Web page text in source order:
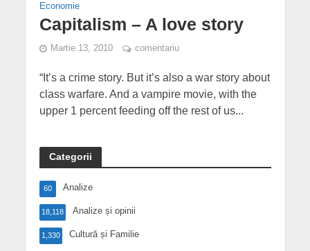
Economie
Capitalism – A love story
Martie 13, 2010 comentariu
“It’s a crime story. But it’s also a war story about
class warfare. And a vampire movie, with the
upper 1 percent feeding off the rest of us...
Categorii
Analize
60
Analize și opinii
18,118
Cultură și Familie
1,330